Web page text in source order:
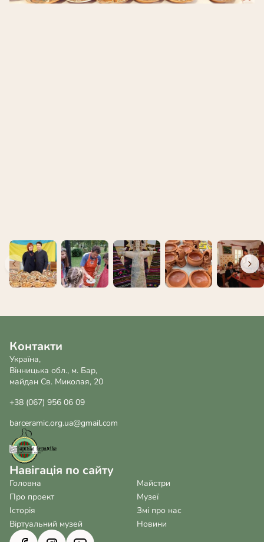
Контакти
Україна,
Вінницька обл., м. Бар,
майдан Св. Миколая, 20
+38 (067) 956 06 09
barceramic.org.ua@gmail.com
Навігація по сайту
Головна
Про проект
Історія
Віртуальний музей
Майстри
Музеї
Змі про нас
Новини